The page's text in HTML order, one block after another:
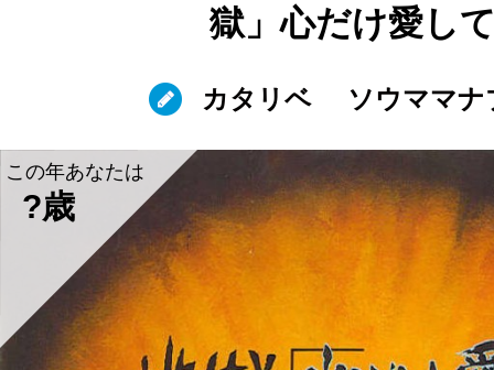
獄」心だけ愛し
カタリベ ソウママナ
この年あなたは
?歳